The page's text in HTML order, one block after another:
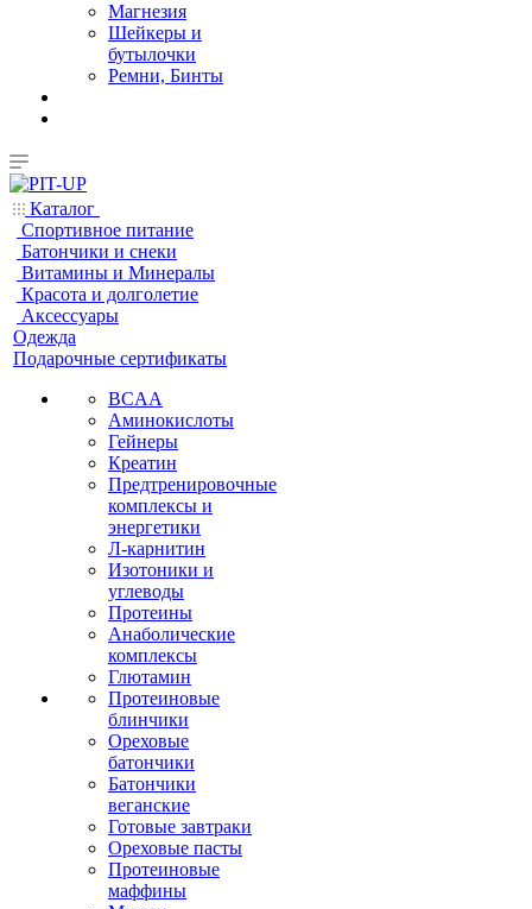
Магнезия
Шейкеры и
бутылочки
Ремни, Бинты
Каталог
Спортивное питание
Батончики и снеки
Витамины и Минералы
Красота и долголетие
Аксессуары
Одежда
Подарочные сертификаты
BCAA
Аминокислоты
Гейнеры
Креатин
Предтренировочные
комплексы и
энергетики
Л-карнитин
Изотоники и
углеводы
Протеины
Анаболические
комплексы
Глютамин
Протеиновые
блинчики
Ореховые
батончики
Батончики
веганские
Готовые завтраки
Ореховые пасты
Протеиновые
маффины